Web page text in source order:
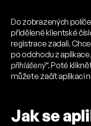
Do zobrazených
přidělené klientské
registrace zadali.
po odchodu z
přihlášený“.Poté
můžete začít aplikaci
Jak se